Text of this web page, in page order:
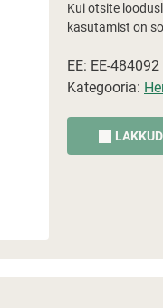
Kui otsite
kasutamist on
EE: EE-484092
Kategooria: